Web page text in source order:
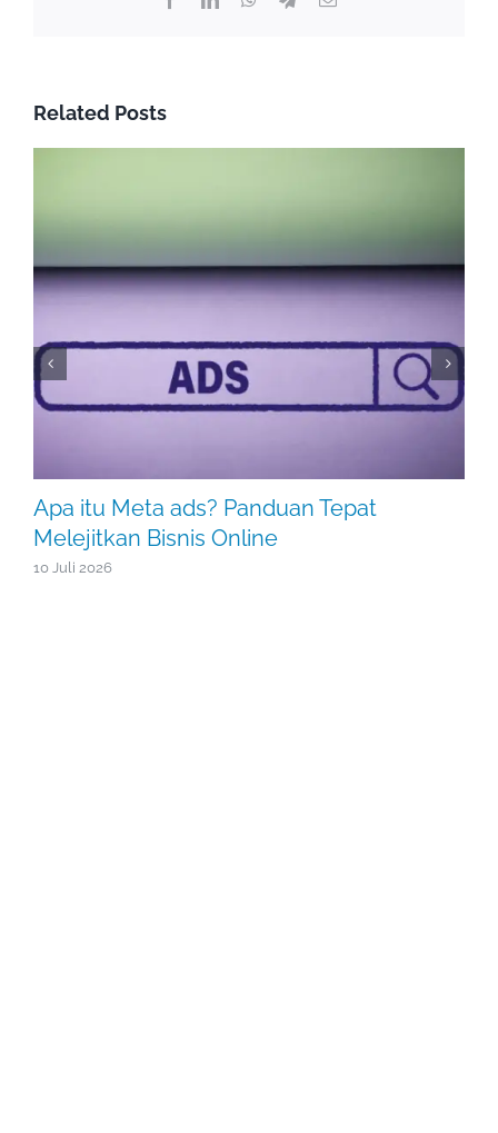
Related Posts
Apa itu Meta ads? Panduan Tepat
Melejitkan Bisnis Online
10 Juli 2026